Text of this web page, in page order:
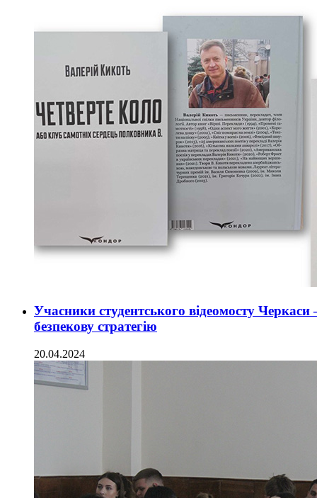
Учасники студентського відеомосту
безпекову стратегію
20.04.2024